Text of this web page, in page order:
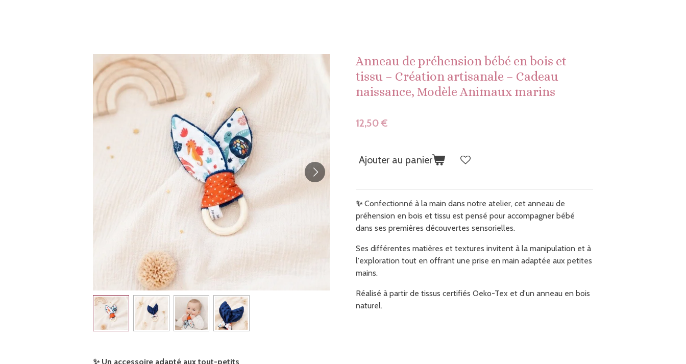
Anneau de préhension bébé en bois et
tissu – Création artisanale – Cadeau
naissance, Modèle Animaux marins
12,50 €
Ajouter au panier
✨Confectionné à la main dans notre atelier, cet anneau de
préhension en bois et tissu est pensé pour accompagner bébé
dans ses premières découvertes sensorielles.
Ses différentes matières et textures invitent à la manipulation et à
l'exploration tout en offrant une prise en main adaptée aux petites
mains.
Réalisé à partir de tissus certifiés Oeko-Tex et d'un anneau en bois
naturel.
✨Un accessoire adapté aux tout-petits